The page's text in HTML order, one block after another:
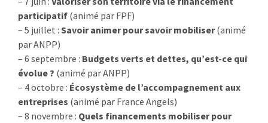
participatif (animé par FPF)
– 5 juillet : Savoir animer pour savoir mobiliser(animé
par ANPP)
– 6 septembre : Budgets verts et dettes, qu’est-ce qui
évolue ? (animé par ANPP)
– 4 octobre : Écosystème de l’accompagnement aux
entreprises (animé par France Angels)
– 8 novembre : Quels financements mobiliser pour